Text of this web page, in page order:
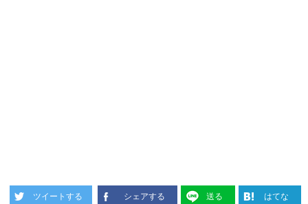
ツイートする シェアする 送る はてな